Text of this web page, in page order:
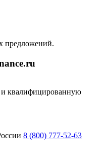
предложений.
квалифицированную
8 (800) 777-52-63